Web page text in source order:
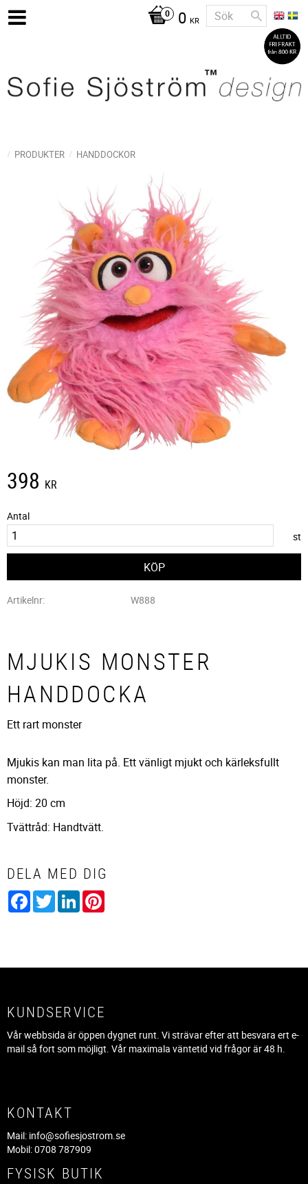
0 KR
PRODUKTER HANDDOCKOR
398 KR
Antal
st
Artikelnr W888
MJUKIS MONSTER
HANDDOCKA
Ett rart monster
Mjukis kan man lita på. Ett vänligt mjukt och kärleksfullt
monster.
Höjd: 20 cm
Tvättråd: Handtvätt.
DELA MED DIG
Facebook
TwitterLinkedIn
KUNDSERVICE
Vår webbsida är öppen dygnet runt. Vi strävar efter att besvara ert e-
mail så fort som möjligt. Vår maximala väntetid vid frågor är 48 h.
KONTAKT
Mail: info@sofiesjostrom.se
Mobil: 0708 787909
FYSISK BUTIK